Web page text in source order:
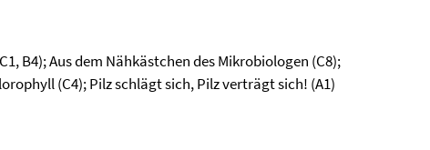
B4); Aus dem Nähkästchen des Mikrobiologen (C8);
(C4); Pilz schlägt sich, Pilz verträgt sich! (A1)